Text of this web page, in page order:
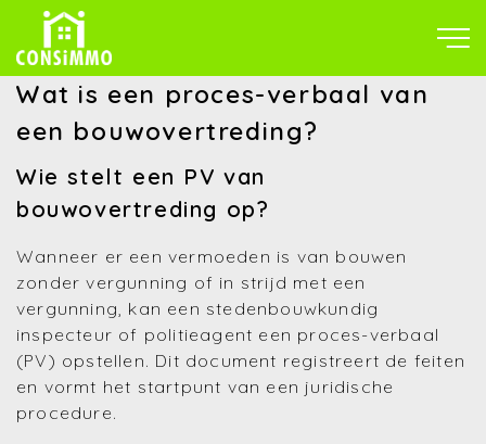
Wat is een proces-verbaal van
een bouwovertreding?
Wie stelt een PV van
bouwovertreding op?
Wanneer er een vermoeden is van bouwen
zonder vergunning of in strijd met een
vergunning, kan een stedenbouwkundig
inspecteur of politieagent een proces-verbaal
(PV) opstellen. Dit document registreert de feiten
en vormt het startpunt van een juridische
procedure.